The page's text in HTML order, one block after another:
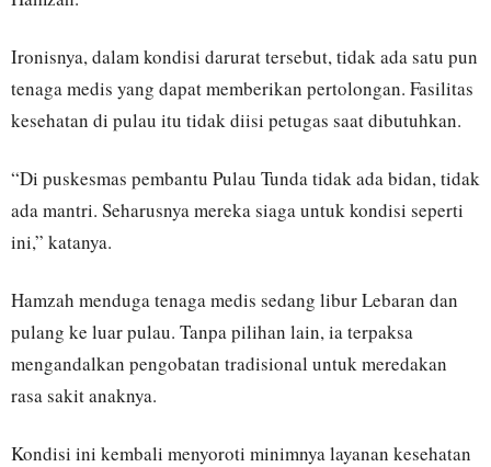
Ironisnya, dalam kondisi darurat tersebut, tidak ada satu pun
tenaga medis yang dapat memberikan pertolongan. Fasilitas
kesehatan di pulau itu tidak diisi petugas saat dibutuhkan.
“Di puskesmas pembantu Pulau Tunda tidak ada bidan, tidak
ada mantri. Seharusnya mereka siaga untuk kondisi seperti
ini,” katanya.
Hamzah menduga tenaga medis sedang libur Lebaran dan
pulang ke luar pulau. Tanpa pilihan lain, ia terpaksa
mengandalkan pengobatan tradisional untuk meredakan
rasa sakit anaknya.
Kondisi ini kembali menyoroti minimnya layanan kesehatan